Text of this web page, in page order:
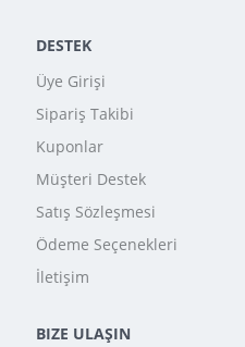
DESTEK
Üye Girişi
Sipariş Takibi
Kuponlar
Müşteri Destek
Satış Sözleşmesi
Ödeme Seçenekleri
İletişim
BIZE ULAŞIN